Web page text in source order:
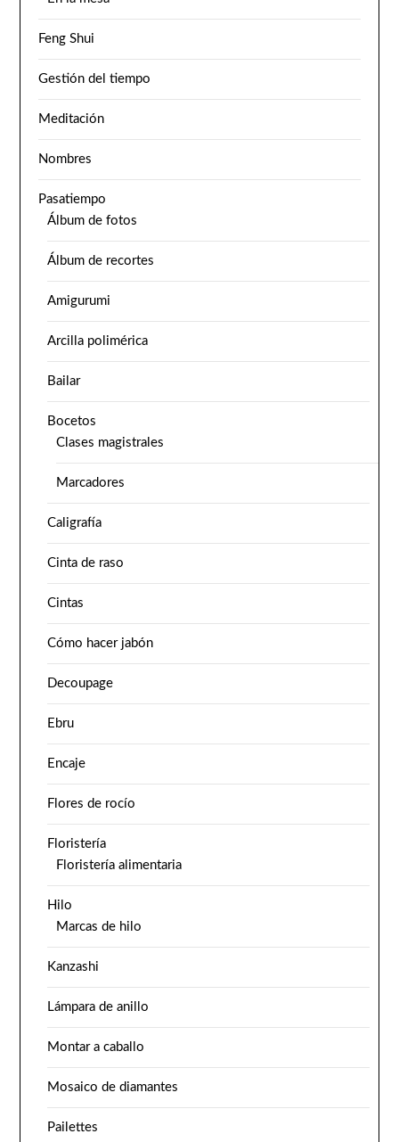
Feng Shui
Gestión del tiempo
Meditación
Nombres
Pasatiempo
Álbum de fotos
Álbum de recortes
Amigurumi
Arcilla polimérica
Bailar
Bocetos
Clases magistrales
Marcadores
Caligrafía
Cinta de raso
Cintas
Cómo hacer jabón
Decoupage
Ebru
Encaje
Flores de rocío
Floristería
Floristería alimentaria
Hilo
Marcas de hilo
Kanzashi
Lámpara de anillo
Montar a caballo
Mosaico de diamantes
Pailettes